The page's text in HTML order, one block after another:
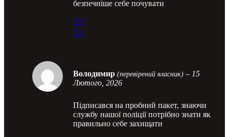
безпечніше себе почувати
0
0
Володимир (перевірений власник) – 15
Лютого, 2026
Підписався на пробний пакет, знаючи
службу нашої поліції потрібно знати як
правильно себе захищати